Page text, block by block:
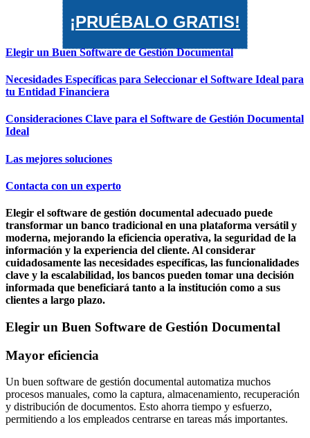
¡PRUÉBALO GRATIS!
Elegir un Buen Software de Gestión Documental
Necesidades Específicas para Seleccionar el Software Ideal para
tu Entidad Financiera
Consideraciones Clave para el Software de Gestión Documental
Ideal
Las mejores soluciones
Contacta con un experto
Elegir el software de gestión documental adecuado puede
transformar un banco tradicional en una plataforma versátil y
moderna, mejorando la eficiencia operativa, la seguridad de la
información y la experiencia del cliente. Al considerar
cuidadosamente las necesidades específicas, las funcionalidades
clave y la escalabilidad, los bancos pueden tomar una decisión
informada que beneficiará tanto a la institución como a sus
clientes a largo plazo.
Elegir un Buen Software de Gestión Documental
Mayor eficiencia
Un buen software de gestión documental automatiza muchos
procesos manuales, como la captura, almacenamiento, recuperación
y distribución de documentos. Esto ahorra tiempo y esfuerzo,
permitiendo a los empleados centrarse en tareas más importantes.